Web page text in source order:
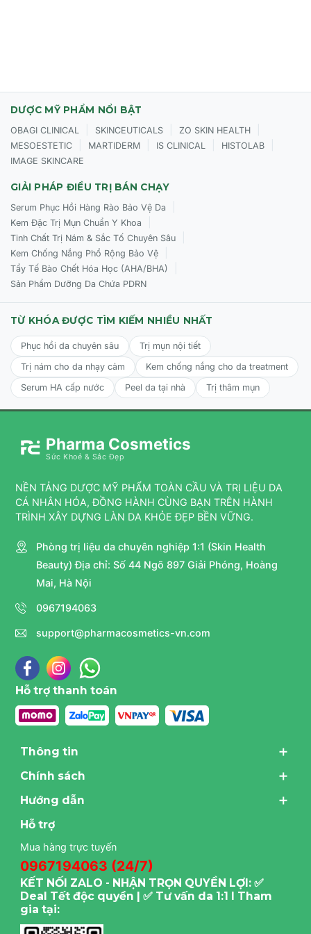
DƯỢC MỸ PHẨM NỔI BẬT
OBAGI CLINICAL SKINCEUTICALS ZO SKIN HEALTH
MESOESTETIC MARTIDERM IS CLINICAL HISTOLAB
IMAGE SKINCARE
GIẢI PHÁP ĐIỀU TRỊ BÁN CHẠY
Serum Phục Hồi Hàng Rào Bảo Vệ Da
Kem Đặc Trị Mụn Chuẩn Y Khoa
Tinh Chất Trị Nám & Sắc Tố Chuyên Sâu
Kem Chống Nắng Phổ Rộng Bảo Vệ
Tẩy Tế Bào Chết Hóa Học (AHA/BHA)
Sản Phẩm Dưỡng Da Chứa PDRN
TỪ KHÓA ĐƯỢC TÌM KIẾM NHIỀU NHẤT
Phục hồi da chuyên sâu
Trị mụn nội tiết
Trị nám cho da nhạy cảm
Kem chống nắng cho da treatment
Serum HA cấp nước
Peel da tại nhà Trị thâm mụn
Pharma Cosmetics
Sức Khoẻ & Sắc Đẹp
NỀN TẢNG DƯỢC MỸ PHẨM TOÀN CẦU VÀ TRỊ LIỆU DA
CÁ NHÂN HÓA, ĐỒNG HÀNH CÙNG BẠN TRÊN HÀNH
TRÌNH XÂY DỰNG LÀN DA KHỎE ĐẸP BỀN VỮNG.
Phòng trị liệu da chuyên nghiệp 1:1 (Skin Health
Beauty) Địa chỉ: Số 44 Ngõ 897 Giải Phóng, Hoàng
Mai, Hà Nội
0967194063
support@pharmacosmetics-vn.com
Hỗ trợ thanh toán
Thông tin
Chính sách
Hướng dẫn
Hỗ trợ
Mua hàng trực tuyến
0967194063 (24/7)
KẾT NỐI ZALO - NHẬN TRỌN QUYỀN LỢI: ✅
Deal Tết độc quyền | ✅ Tư vấn da 1:1 I Tham
gia tại: